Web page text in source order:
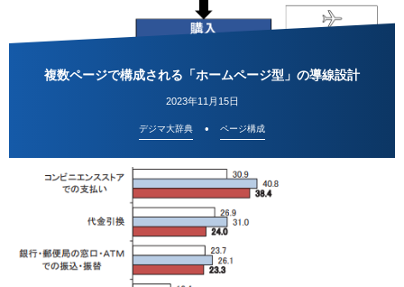
複数ページで構成される「ホームページ型」の導線設計
2023年11月15日
デジマ大辞典 ページ構成